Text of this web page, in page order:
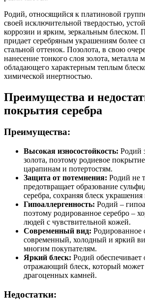
Родий, относящийся к платиновой
своей исключительной твердостью,
коррозии и ярким, зеркальным блеском.
придает серебряным украшениям более
стальной оттенок. Позолота, в свою
нанесение тонкого слоя золота, металла
обладающего характерным теплым
химической инертностью.
Преимущества и
покрытия серебра
Преимущества:
Высокая износостойкость: Родий
золота, поэтому родиевое
царапинам и потертостям.
Защита от потемнения: Родий не
предотвращает образование
серебра, сохраняя блеск
Гипоаллергенность: Родий –
поэтому родированное серебро –
людей с чувствительной кожей.
Современный вид: Родированное
современный, холодный и яркий
многим покупателям.
Яркий блеск: Родий обеспечивает
отражающий блеск, который может
драгоценных камней.
Недостатки: